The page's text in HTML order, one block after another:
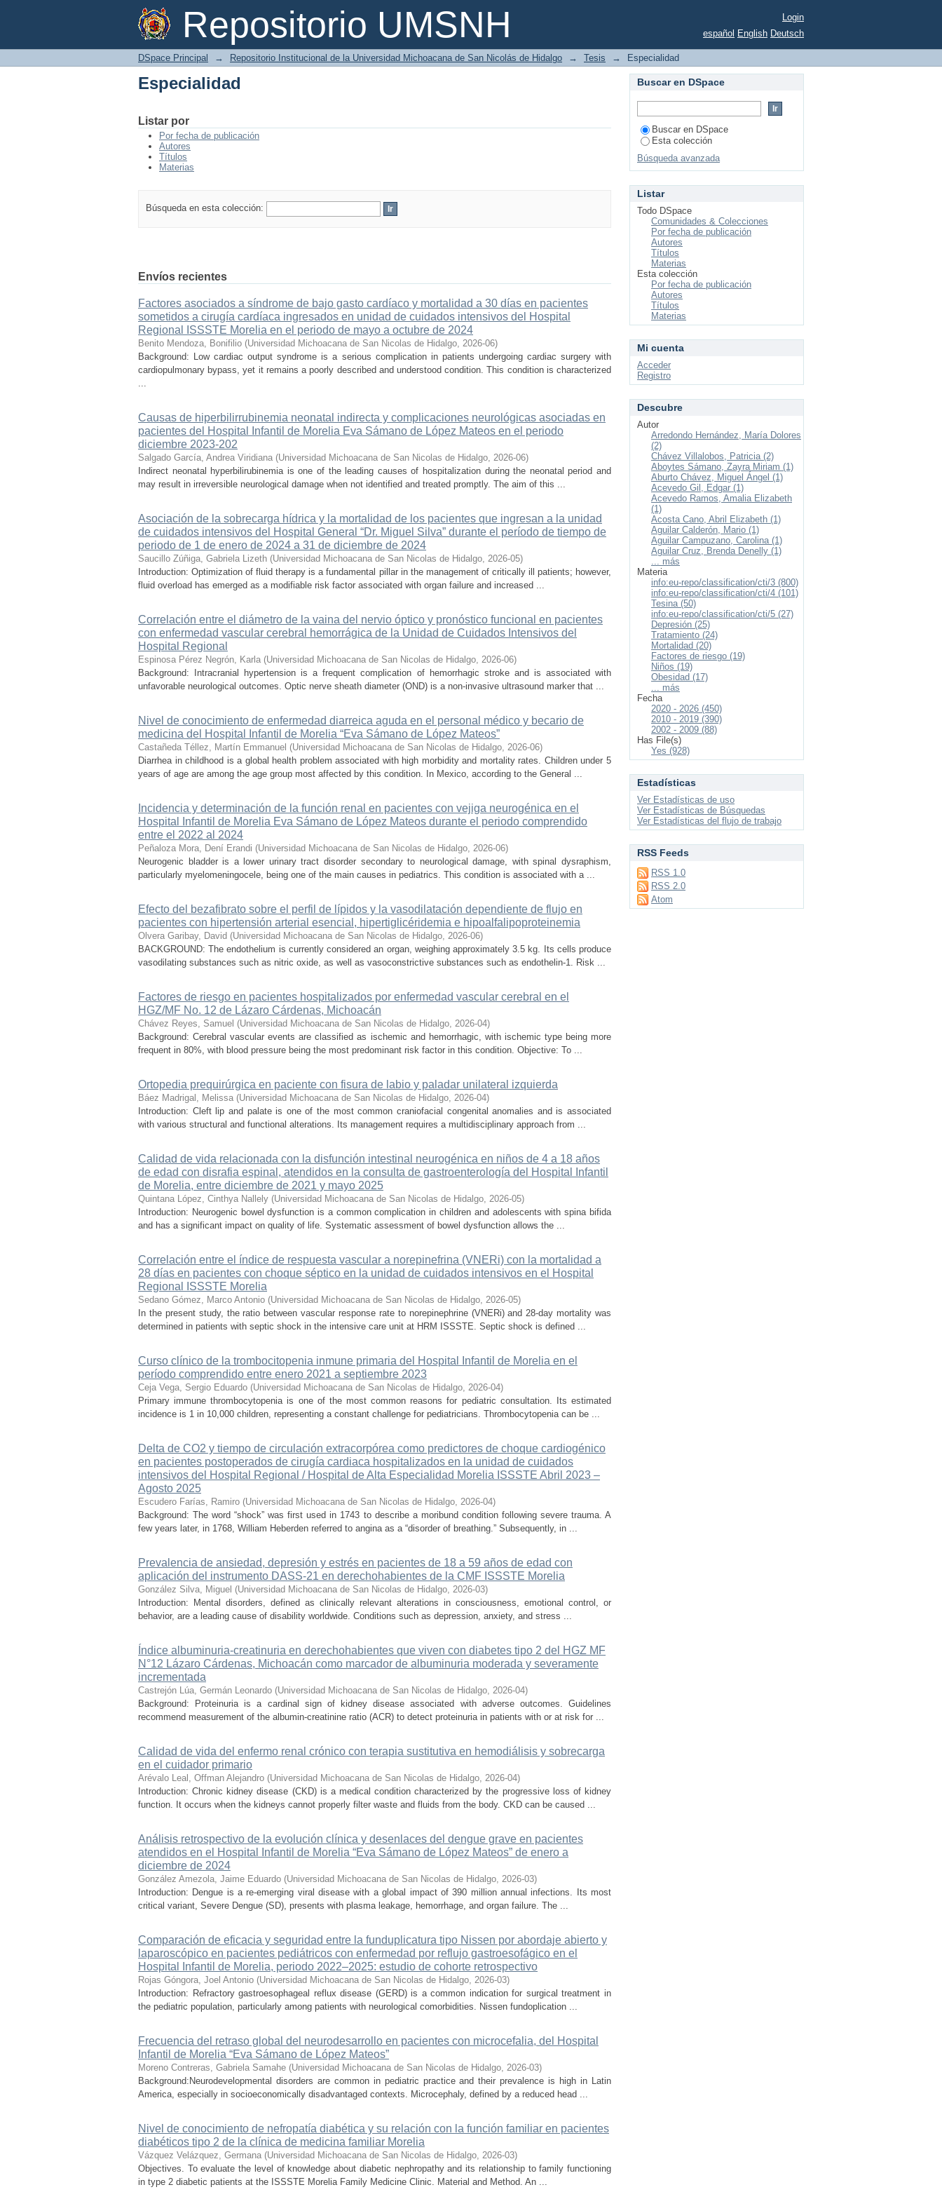
Repositorio UMSNH
Especialidad
Login
español English Deutsch
DSpace Principal → Repositorio Institucional de la Universidad Michoacana de San Nicolás de Hidalgo → Tesis → Especialidad
Especialidad
Listar por
Por fecha de publicación
Autores
Títulos
Materias
Búsqueda en esta colección:
Envíos recientes
Factores asociados a síndrome de bajo gasto cardíaco y mortalidad a 30 días en pacientes
sometidos a cirugía cardíaca ingresados en unidad de cuidados intensivos del Hospital
Regional ISSSTE Morelia en el periodo de mayo a octubre de 2024
Benito Mendoza, Bonifilio (Universidad Michoacana de San Nicolas de Hidalgo, 2026-06)
Background: Low cardiac output syndrome is a serious complication in patients undergoing cardiac surgery with
cardiopulmonary bypass, yet it remains a poorly described and understood condition. This condition is characterized
...
Causas de hiperbilirrubinemia neonatal indirecta y complicaciones neurológicas asociadas en
pacientes del Hospital Infantil de Morelia Eva Sámano de López Mateos en el periodo
diciembre 2023-202
Salgado García, Andrea Viridiana (Universidad Michoacana de San Nicolas de Hidalgo, 2026-06)
Indirect neonatal hyperbilirubinemia is one of the leading causes of hospitalization during the neonatal period and
may result in irreversible neurological damage when not identified and treated promptly. The aim of this ...
Asociación de la sobrecarga hídrica y la mortalidad de los pacientes que ingresan a la unidad
de cuidados intensivos del Hospital General “Dr. Miguel Silva” durante el período de tiempo de
periodo de 1 de enero de 2024 a 31 de diciembre de 2024
Saucillo Zúñiga, Gabriela Lizeth (Universidad Michoacana de San Nicolas de Hidalgo, 2026-05)
Introduction: Optimization of fluid therapy is a fundamental pillar in the management of critically ill patients; however,
fluid overload has emerged as a modifiable risk factor associated with organ failure and increased ...
Correlación entre el diámetro de la vaina del nervio óptico y pronóstico funcional en pacientes
con enfermedad vascular cerebral hemorrágica de la Unidad de Cuidados Intensivos del
Hospital Regional
Espinosa Pérez Negrón, Karla (Universidad Michoacana de San Nicolas de Hidalgo, 2026-06)
Background: Intracranial hypertension is a frequent complication of hemorrhagic stroke and is associated with
unfavorable neurological outcomes. Optic nerve sheath diameter (OND) is a non-invasive ultrasound marker that ...
Nivel de conocimiento de enfermedad diarreica aguda en el personal médico y becario de
medicina del Hospital Infantil de Morelia “Eva Sámano de López Mateos”
Castañeda Téllez, Martín Emmanuel (Universidad Michoacana de San Nicolas de Hidalgo, 2026-06)
Diarrhea in childhood is a global health problem associated with high morbidity and mortality rates. Children under 5
years of age are among the age group most affected by this condition. In Mexico, according to the General ...
Incidencia y determinación de la función renal en pacientes con vejiga neurogénica en el
Hospital Infantil de Morelia Eva Sámano de López Mateos durante el periodo comprendido
entre el 2022 al 2024
Peñaloza Mora, Dení Erandi (Universidad Michoacana de San Nicolas de Hidalgo, 2026-06)
Neurogenic bladder is a lower urinary tract disorder secondary to neurological damage, with spinal dysraphism,
particularly myelomeningocele, being one of the main causes in pediatrics. This condition is associated with a ...
Efecto del bezafibrato sobre el perfil de lípidos y la vasodilatación dependiente de flujo en
pacientes con hipertensión arterial esencial, hipertiglicéridemia e hipoalfalipoproteinemia
Olvera Garibay, David (Universidad Michoacana de San Nicolas de Hidalgo, 2026-06)
BACKGROUND: The endothelium is currently considered an organ, weighing approximately 3.5 kg. Its cells produce
vasodilating substances such as nitric oxide, as well as vasoconstrictive substances such as endothelin-1. Risk ...
Factores de riesgo en pacientes hospitalizados por enfermedad vascular cerebral en el
HGZ/MF No. 12 de Lázaro Cárdenas, Michoacán
Chávez Reyes, Samuel (Universidad Michoacana de San Nicolas de Hidalgo, 2026-04)
Background: Cerebral vascular events are classified as ischemic and hemorrhagic, with ischemic type being more
frequent in 80%, with blood pressure being the most predominant risk factor in this condition. Objective: To ...
Ortopedia prequirúrgica en paciente con fisura de labio y paladar unilateral izquierda
Báez Madrigal, Melissa (Universidad Michoacana de San Nicolas de Hidalgo, 2026-04)
Introduction: Cleft lip and palate is one of the most common craniofacial congenital anomalies and is associated
with various structural and functional alterations. Its management requires a multidisciplinary approach from ...
Calidad de vida relacionada con la disfunción intestinal neurogénica en niños de 4 a 18 años
de edad con disrafia espinal, atendidos en la consulta de gastroenterología del Hospital Infantil
de Morelia, entre diciembre de 2021 y mayo 2025
Quintana López, Cinthya Nallely (Universidad Michoacana de San Nicolas de Hidalgo, 2026-05)
Introduction: Neurogenic bowel dysfunction is a common complication in children and adolescents with spina bifida
and has a significant impact on quality of life. Systematic assessment of bowel dysfunction allows the ...
Correlación entre el índice de respuesta vascular a norepinefrina (VNERi) con la mortalidad a
28 días en pacientes con choque séptico en la unidad de cuidados intensivos en el Hospital
Regional ISSSTE Morelia
Sedano Gómez, Marco Antonio (Universidad Michoacana de San Nicolas de Hidalgo, 2026-05)
In the present study, the ratio between vascular response rate to norepinephrine (VNERi) and 28-day mortality was
determined in patients with septic shock in the intensive care unit at HRM ISSSTE. Septic shock is defined ...
Curso clínico de la trombocitopenia inmune primaria del Hospital Infantil de Morelia en el
período comprendido entre enero 2021 a septiembre 2023
Ceja Vega, Sergio Eduardo (Universidad Michoacana de San Nicolas de Hidalgo, 2026-04)
Primary immune thrombocytopenia is one of the most common reasons for pediatric consultation. Its estimated
incidence is 1 in 10,000 children, representing a constant challenge for pediatricians. Thrombocytopenia can be ...
Delta de CO2 y tiempo de circulación extracorpórea como predictores de choque cardiogénico
en pacientes postoperados de cirugía cardiaca hospitalizados en la unidad de cuidados
intensivos del Hospital Regional / Hospital de Alta Especialidad Morelia ISSSTE Abril 2023 –
Agosto 2025
Escudero Farías, Ramiro (Universidad Michoacana de San Nicolas de Hidalgo, 2026-04)
Background: The word “shock” was first used in 1743 to describe a moribund condition following severe trauma. A
few years later, in 1768, William Heberden referred to angina as a “disorder of breathing.” Subsequently, in ...
Prevalencia de ansiedad, depresión y estrés en pacientes de 18 a 59 años de edad con
aplicación del instrumento DASS-21 en derechohabientes de la CMF ISSSTE Morelia
González Silva, Miguel (Universidad Michoacana de San Nicolas de Hidalgo, 2026-03)
Introduction: Mental disorders, defined as clinically relevant alterations in consciousness, emotional control, or
behavior, are a leading cause of disability worldwide. Conditions such as depression, anxiety, and stress ...
Índice albuminuria-creatinuria en derechohabientes que viven con diabetes tipo 2 del HGZ MF
N°12 Lázaro Cárdenas, Michoacán como marcador de albuminuria moderada y severamente
incrementada
Castrejón Lúa, Germán Leonardo (Universidad Michoacana de San Nicolas de Hidalgo, 2026-04)
Background: Proteinuria is a cardinal sign of kidney disease associated with adverse outcomes. Guidelines
recommend measurement of the albumin-creatinine ratio (ACR) to detect proteinuria in patients with or at risk for ...
Calidad de vida del enfermo renal crónico con terapia sustitutiva en hemodiálisis y sobrecarga
en el cuidador primario
Arévalo Leal, Offman Alejandro (Universidad Michoacana de San Nicolas de Hidalgo, 2026-04)
Introduction: Chronic kidney disease (CKD) is a medical condition characterized by the progressive loss of kidney
function. It occurs when the kidneys cannot properly filter waste and fluids from the body. CKD can be caused ...
Análisis retrospectivo de la evolución clínica y desenlaces del dengue grave en pacientes
atendidos en el Hospital Infantil de Morelia “Eva Sámano de López Mateos” de enero a
diciembre de 2024
González Amezola, Jaime Eduardo (Universidad Michoacana de San Nicolas de Hidalgo, 2026-03)
Introduction: Dengue is a re-emerging viral disease with a global impact of 390 million annual infections. Its most
critical variant, Severe Dengue (SD), presents with plasma leakage, hemorrhage, and organ failure. The ...
Comparación de eficacia y seguridad entre la funduplicatura tipo Nissen por abordaje abierto y
laparoscópico en pacientes pediátricos con enfermedad por reflujo gastroesofágico en el
Hospital Infantil de Morelia, periodo 2022–2025: estudio de cohorte retrospectivo
Rojas Góngora, Joel Antonio (Universidad Michoacana de San Nicolas de Hidalgo, 2026-03)
Introduction: Refractory gastroesophageal reflux disease (GERD) is a common indication for surgical treatment in
the pediatric population, particularly among patients with neurological comorbidities. Nissen fundoplication ...
Frecuencia del retraso global del neurodesarrollo en pacientes con microcefalia, del Hospital
Infantil de Morelia “Eva Sámano de López Mateos”
Moreno Contreras, Gabriela Samahe (Universidad Michoacana de San Nicolas de Hidalgo, 2026-03)
Background:Neurodevelopmental disorders are common in pediatric practice and their prevalence is high in Latin
America, especially in socioeconomically disadvantaged contexts. Microcephaly, defined by a reduced head ...
Nivel de conocimiento de nefropatía diabética y su relación con la función familiar en pacientes
diabéticos tipo 2 de la clínica de medicina familiar Morelia
Vázquez Velázquez, Germana (Universidad Michoacana de San Nicolas de Hidalgo, 2026-03)
Objectives. To evaluate the level of knowledge about diabetic nephropathy and its relationship to family functioning
in type 2 diabetic patients at the ISSSTE Morelia Family Medicine Clinic. Material and Method. An ...
Buscar en DSpace
Buscar en DSpace
Esta colección
Búsqueda avanzada
Listar
Todo DSpace
Comunidades & Colecciones
Por fecha de publicación
Autores
Títulos
Materias
Esta colección
Por fecha de publicación
Autores
Títulos
Materias
Mi cuenta
Acceder
Registro
Descubre
Autor
Arredondo Hernández, María Dolores
(2)
Chávez Villalobos, Patricia (2)
Aboytes Sámano, Zayra Miriam (1)
Aburto Chávez, Miguel Ángel (1)
Acevedo Gil, Edgar (1)
Acevedo Ramos, Amalia Elizabeth
(1)
Acosta Cano, Abril Elizabeth (1)
Aguilar Calderón, Mario (1)
Aguilar Campuzano, Carolina (1)
Aguilar Cruz, Brenda Denelly (1)
... más
Materia
info:eu-repo/classification/cti/3 (800)
info:eu-repo/classification/cti/4 (101)
Tesina (50)
info:eu-repo/classification/cti/5 (27)
Depresión (25)
Tratamiento (24)
Mortalidad (20)
Factores de riesgo (19)
Niños (19)
Obesidad (17)
... más
Fecha
2020 - 2026 (450)
2010 - 2019 (390)
2002 - 2009 (88)
Has File(s)
Yes (928)
Estadísticas
Ver Estadísticas de uso
Ver Estadísticas de Búsquedas
Ver Estadísticas del flujo de trabajo
RSS Feeds
RSS 1.0
RSS 2.0
Atom